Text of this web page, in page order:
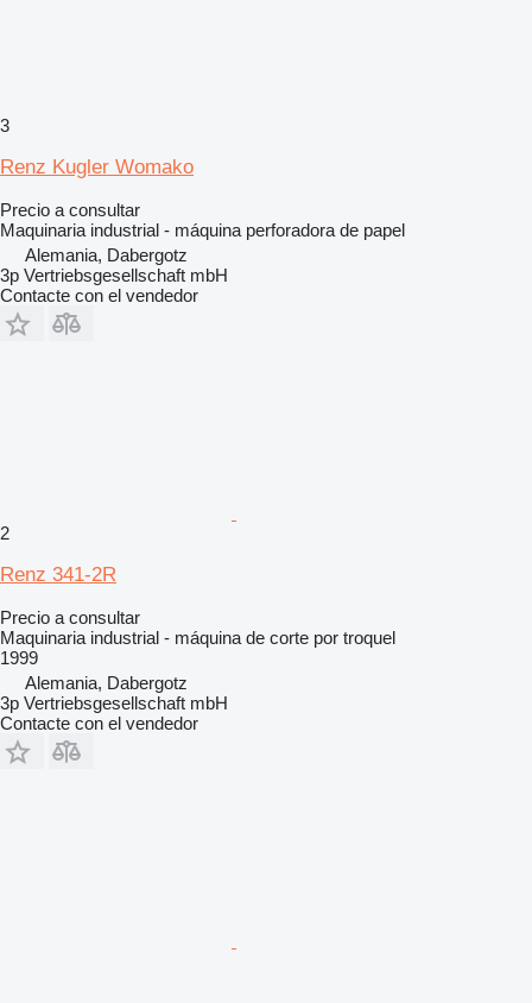
3
Renz Kugler Womako
Precio a consultar
Maquinaria industrial - máquina perforadora de papel
Alemania, Dabergotz
3p Vertriebsgesellschaft mbH
Contacte con el vendedor
2
Renz 341-2R
Precio a consultar
Maquinaria industrial - máquina de corte por troquel
1999
Alemania, Dabergotz
3p Vertriebsgesellschaft mbH
Contacte con el vendedor